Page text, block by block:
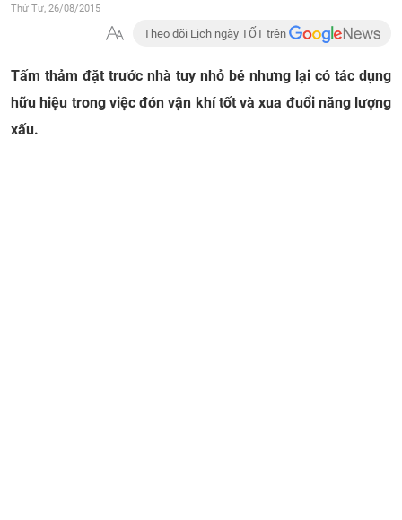
Thứ Tư, 26/08/2015
Theo dõi Lịch ngày TỐT trên
Tấm thảm đặt trước nhà tuy nhỏ bé nhưng lại có tác dụng
hữu hiệu trong việc đón vận khí tốt và xua đuổi năng lượng
xấu.